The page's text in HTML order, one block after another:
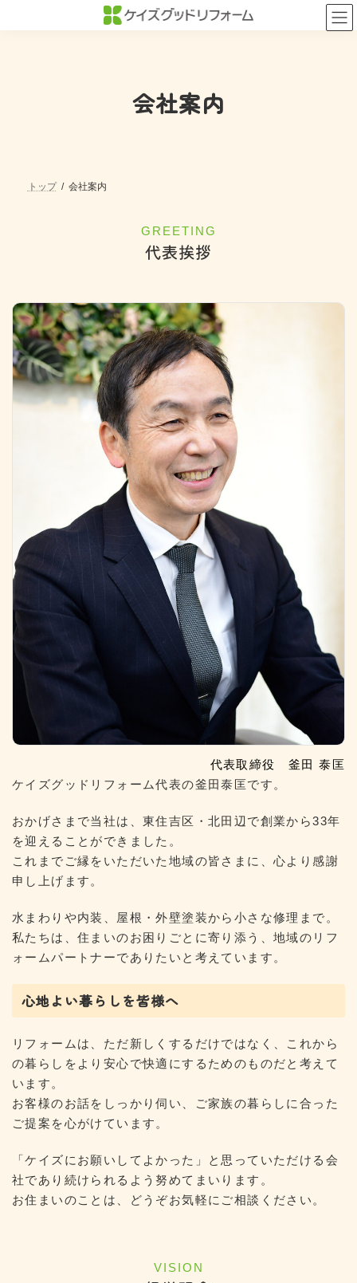
会社案内
トップ 会社案内
GREETING
代表挨拶
代表取締役 釜田 泰匡
ケイズグッドリフォーム代表の釜田泰匡です。
おかげさまで当社は、東住吉区・北田辺で創業から33年
を迎えることができました。
これまでご縁をいただいた地域の皆さまに、心より感謝
申し上げます。
水まわりや内装、屋根・外壁塗装から小さな修理まで。
私たちは、住まいのお困りごとに寄り添う、地域のリフ
ォームパートナーでありたいと考えています。
心地よい暮らしを皆様へ
リフォームは、ただ新しくするだけではなく、これから
の暮らしをより安心で快適にするためのものだと考えて
います。
お客様のお話をしっかり伺い、ご家族の暮らしに合った
ご提案を心がけています。
「ケイズにお願いしてよかった」と思っていただける会
社であり続けられるよう努めてまいります。
お住まいのことは、どうぞお気軽にご相談ください。
VISION